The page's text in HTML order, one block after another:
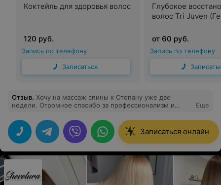
Коктейль для здоровья волос
120 руб.
Запись по телефону
Записаться
Глубокое
волос Tri Juven
от 60 руб.
Запись по телефону
Отзыв. Хочу на массаж спины к Степану уже две
недели. Огромное спасибо за профессионализм и
длительного отсутствия зарядки и сидячей домашней
работы плохо слушались плечевые суставы. Как
закаменели. Массажем от Степана разработала
плечевые суставы. Персонал салона тоже порадовал,
общительный и добродушный. Каждый раз приятно
приходить.
Еще
Записаться онлайн